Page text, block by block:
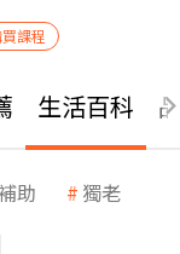
課程
生活百科
助 獨老